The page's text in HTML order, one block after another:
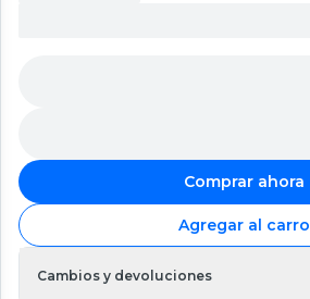
Comprar ahora
Agregar al carro
Cambios y devoluciones